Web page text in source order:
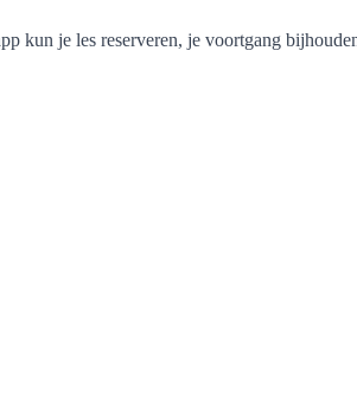
kun je les reserveren, je voortgang